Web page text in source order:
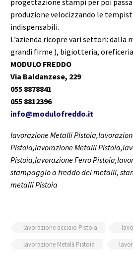
produzione velocizzando le
indispensabili.
L’azienda ricopre vari settori: dalla
grandi firme ), bigiotteria,
MODULO FREDDO
Via Baldanzese, 229
055 8878841
055 8812396
info@modulofreddo.it
lavorazione Metalli
Pistoia,lavorazione Metalli
Pistoia,lavorazione Ferro
stampaggio a freddo dei metalli,
metalli Pistoia
lavorazione acciaio Pistoia
lavorazione Metalli Pistoia